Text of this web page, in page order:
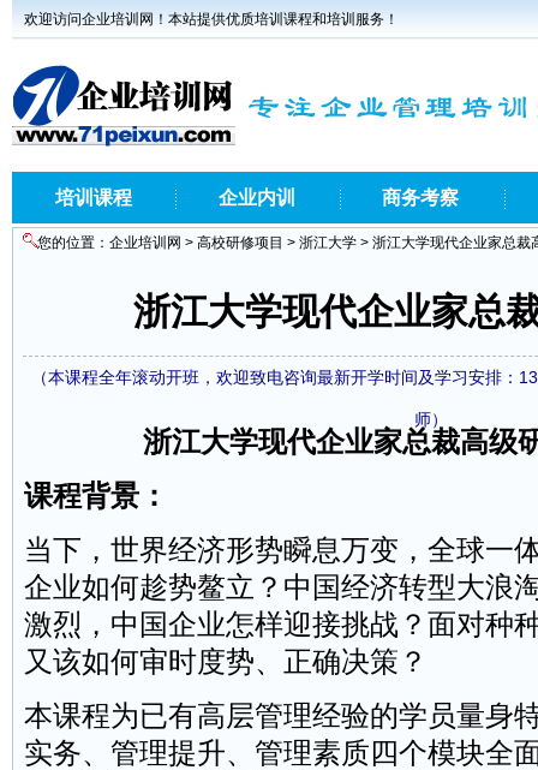
欢迎访问企业培训网！本站提供优质培训课程和培训服务！
培训课程 企业内训 商务考察
您的位置： 企业培训网 > 高校研修项目 > 浙江大学> 浙江大学现代企业家总裁
浙江大学现代企业家总
（本课程全年滚动开班，欢迎致电咨询最新开学时间及学习安排：
师）
浙江大学现代企业家总裁高级
课程背景：
当下，世界经济形势瞬息万变，全球一
企业如何趁势鳌立？中国经济转型大浪
激烈，中国企业怎样迎接挑战？面对种
又该如何审时度势、正确决策？
本课程为已有高层管理经验的学员量身
实务、管理提升、管理素质四个模块全